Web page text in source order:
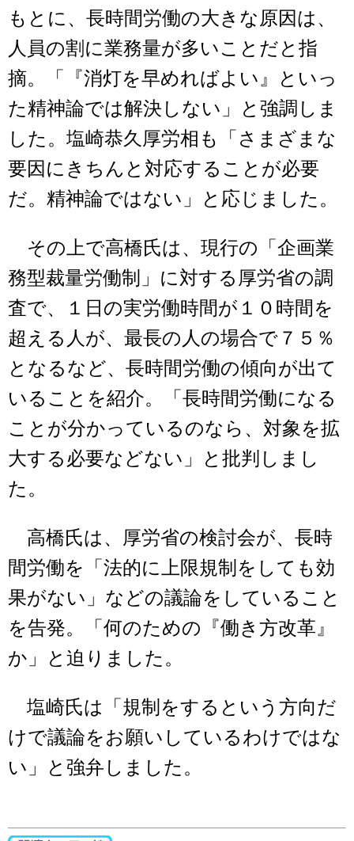
もとに、長時間労働の大きな原因は、
人員の割に業務量が多いことだと指
摘。「『消灯を早めればよい』といっ
た精神論では解決しない」と強調しま
した。塩崎恭久厚労相も「さまざまな
要因にきちんと対応することが必要
だ。精神論ではない」と応じました。
その上で高橋氏は、現行の「企画業
務型裁量労働制」に対する厚労省の調
査で、１日の実労働時間が１０時間を
超える人が、最長の人の場合で７５％
となるなど、長時間労働の傾向が出て
いることを紹介。「長時間労働になる
ことが分かっているのなら、対象を拡
大する必要などない」と批判しまし
た。
高橋氏は、厚労省の検討会が、長時
間労働を「法的に上限規制をしても効
果がない」などの議論をしていること
を告発。「何のための『働き方改革』
か」と迫りました。
塩崎氏は「規制をするという方向だ
けで議論をお願いしているわけではな
い」と強弁しました。